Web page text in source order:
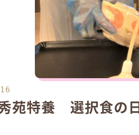
苑特養 選択食の日